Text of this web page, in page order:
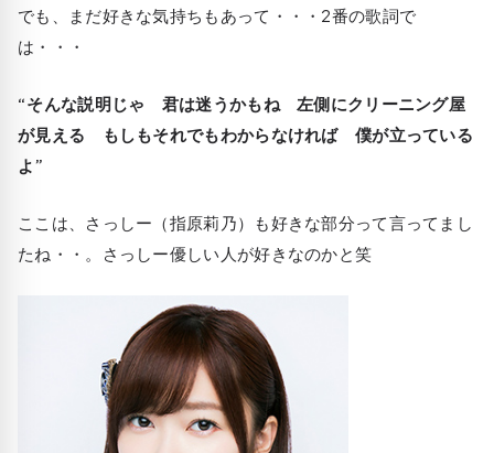
でも、まだ好きな気持ちもあって・・・2番の歌詞で
は・・・
“そんな説明じゃ 君は迷うかもね 左側にクリーニング屋
が見える もしもそれでもわからなければ 僕が立っている
よ”
ここは、さっしー（指原莉乃）も好きな部分って言ってまし
たね・・。さっしー優しい人が好きなのかと笑